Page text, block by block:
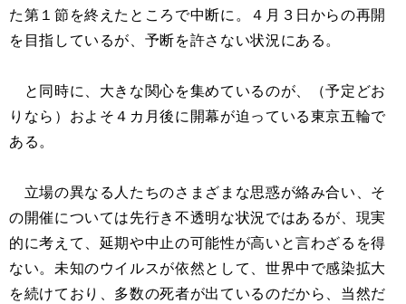
た第１節を終えたところで中断に。４月３日からの再開
を目指しているが、予断を許さない状況にある。
と同時に、大きな関心を集めているのが、（予定どお
りなら）およそ４カ月後に開幕が迫っている東京五輪で
ある。
立場の異なる人たちのさまざまな思惑が絡み合い、そ
の開催については先行き不透明な状況ではあるが、現実
的に考えて、延期や中止の可能性が高いと言わざるを得
ない。未知のウイルスが依然として、世界中で感染拡大
を続けており、多数の死者が出ているのだから、当然だ